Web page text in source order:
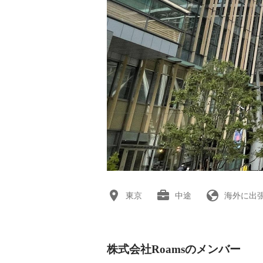
東京 中途 海外に出
株式会社Roamsのメンバー